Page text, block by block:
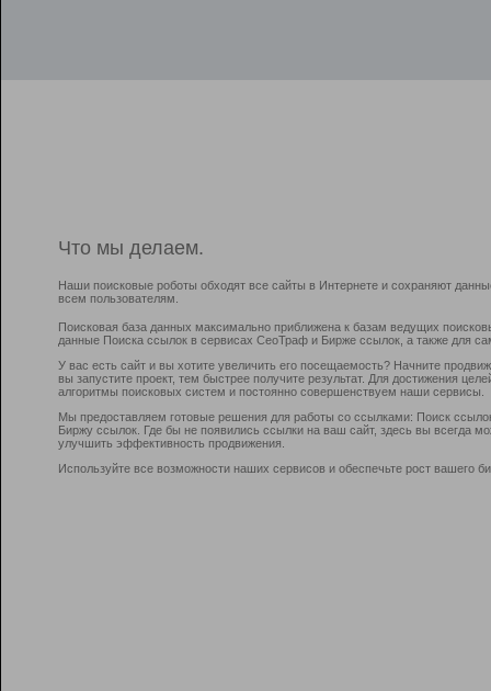
Что мы делаем.
Наши поисковые роботы обходят все сайты в Интернете и сохраняют
всем пользователям.
Поисковая база данных максимально приближена к базам ведущих
данные Поиска ссылок в сервисах СеоТраф и Бирже ссылок, а также для
У вас есть сайт и вы хотите увеличить его посещаемость? Начните
вы запустите проект, тем быстрее получите результат. Для достижения
алгоритмы поисковых систем и постоянно совершенствуем наши сервисы.
Мы предоставляем готовые решения для работы со ссылками: Поиск
Биржу ссылок. Где бы не появились ссылки на ваш сайт, здесь вы всегда
улучшить эффективность продвижения.
Используйте все возможности наших сервисов и обеспечьте рост вашего